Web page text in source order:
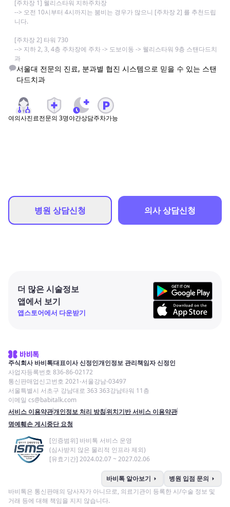
[주차장 1] 웰리스타워 지하주차장
--> 오전 10시부터 4시까지는 붐비는 경우가 많으니 [주차장 2] 를 추천드립
니다.
[주차장 2] 타워 730
--> 지하 2, 3, 4층 주차장에 주차 -> 도보이동 -> 웰리스타워 9층 스탠다드치
과
서울대 전문의 진료, 분과별 협진 시스템으로 믿을 수 있는 스탠
다드치과
여의사진료전문의 3명야간상담주차가능
병원 상담신청 의사 상담신청
더 많은 시술정보
앱에서 보기
앱스토어에서 다운받기
주식회사 바비톡대표이사 신정인개인정보 관리책임자 신정인
사업자등록번호 836-86-02172
통신판매업신고번호 2021-서울강남-03497
서울특별시 서초구 강남대로 363 363강남타워 11층
이메일 cs@babitalk.com
서비스 이용약관개인정보 처리 방침위치기반 서비스 이용약관
명예훼손 게시중단 요청
[인증범위] 바비톡 서비스 운영
(심사받지 않은 물리적 인프라 제외)
[유효기간] 2024.02.07 ~ 2027.02.06
바비톡 알아보기 arrow_right 병원 입점 문의 arrow_right
바비톡은 통신판매의 당사자가 아니므로, 의료기관이 등록한 시/수술 정보 및
거래 등에 대해 책임을 지지 않습니다.